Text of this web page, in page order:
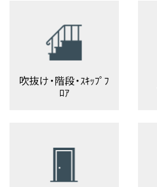
吹抜け・階段・ｽｷｯﾌﾟﾌ
ﾛｱ